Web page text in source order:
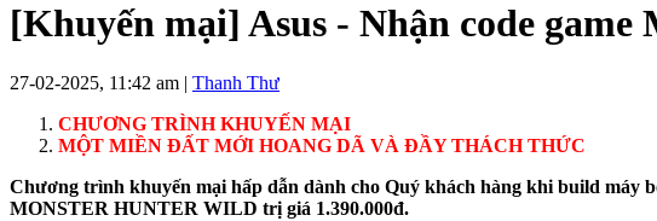
[Khuyến mại] Asus - Nhận code
27-02-2025, 11:42 am | Thanh Thư
CHƯƠNG TRÌNH KHUYẾN MẠI
MỘT MIỀN ĐẤT MỚI HOANG DÃ VÀ ĐẦY THÁCH THỨC
Chương trình khuyến mại hấp dẫn dành cho Quý khách hàng khi build máy
MONSTER HUNTER WILD trị giá 1.390.000đ.